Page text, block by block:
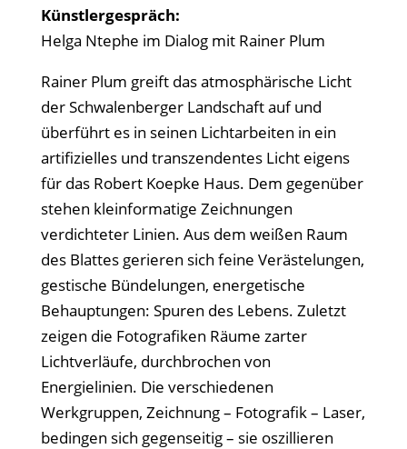
Künstlergespräch:
Helga Ntephe im Dialog mit Rainer Plum
Rainer Plum greift das atmosphärische Licht
der Schwalenberger Landschaft auf und
überführt es in seinen Lichtarbeiten in ein
artifizielles und transzendentes Licht eigens
für das Robert Koepke Haus. Dem gegenüber
stehen kleinformatige Zeichnungen
verdichteter Linien. Aus dem weißen Raum
des Blattes gerieren sich feine Verästelungen,
gestische Bündelungen, energetische
Behauptungen: Spuren des Lebens. Zuletzt
zeigen die Fotografiken Räume zarter
Lichtverläufe, durchbrochen von
Energielinien. Die verschiedenen
Werkgruppen, Zeichnung – Fotografik – Laser,
bedingen sich gegenseitig – sie oszillieren